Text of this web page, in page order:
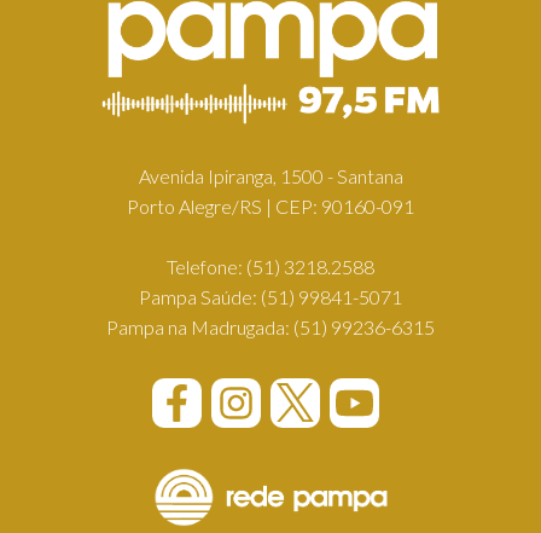
Avenida Ipiranga, 1500 - Santana
Porto Alegre/RS | CEP: 90160-091
Telefone: (51) 3218.2588
Pampa Saúde: (51) 99841-5071
Pampa na Madrugada: (51) 99236-6315